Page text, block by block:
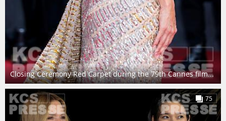
Closing Ceremony Red Carpet during the 79th Cannes film...
75